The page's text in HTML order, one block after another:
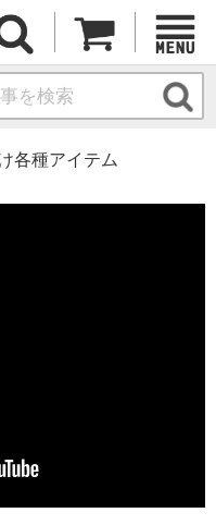
各種アイテム
ラス (ブランド別)